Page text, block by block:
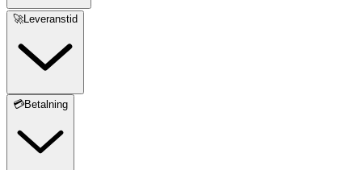
🚀Leveranstid
💳Betalning